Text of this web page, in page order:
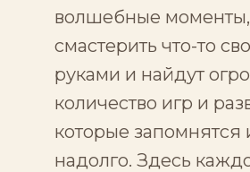
волшебные моменты,
смастерить что-то
руками и найдут
количество игр и
которые запомнятся
надолго. Здесь